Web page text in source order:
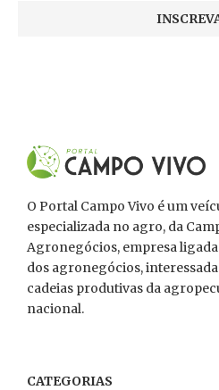
O Portal Campo Vivo é um
especializada no agro, da
Agronegócios, empresa
dos agronegócios,
cadeias produtivas da
nacional.
CATEGORIAS